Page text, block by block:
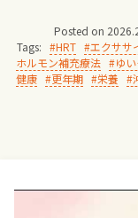
Posted on
Tags:
HRT エクササ
ホルモン補充療法
ゆ
健康
更年期 栄養